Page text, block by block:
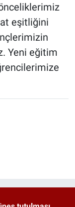
eşitliğini
Yeni eğitim